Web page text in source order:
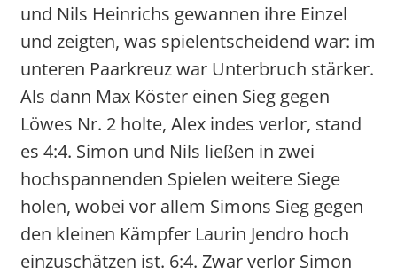
und Nils Heinrichs gewannen ihre Einzel
und zeigten, was spielentscheidend war: im
unteren Paarkreuz war Unterbruch stärker.
Als dann Max Köster einen Sieg gegen
Löwes Nr. 2 holte, Alex indes verlor, stand
es 4:4. Simon und Nils ließen in zwei
hochspannenden Spielen weitere Siege
holen, wobei vor allem Simons Sieg gegen
den kleinen Kämpfer Laurin Jendro hoch
einzuschätzen ist. 6:4. Zwar verlor Simon